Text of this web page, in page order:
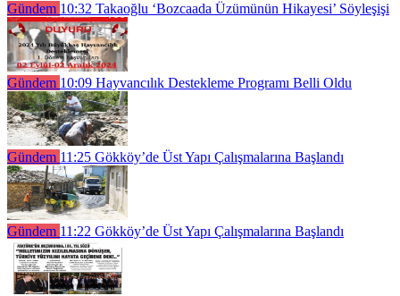
Gündem 10:32 Takaoğlu ‘Bozcaada Üzümünün Hikayesi’ Söyleşişi
Gündem 10:09 Hayvancılık Destekleme Programı Belli Oldu
Gündem 11:25 Gökköy’de Üst Yapı Çalışmalarına Başlandı
Gündem 11:22 Gökköy’de Üst Yapı Çalışmalarına Başlandı